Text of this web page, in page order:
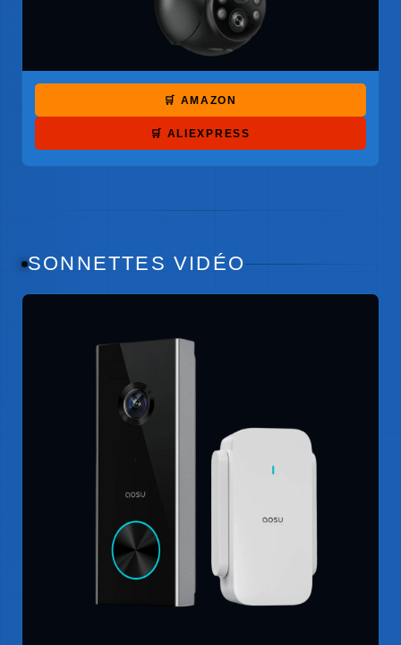
🛒 AMAZON
🛒 ALIEXPRESS
SONNETTES VIDÉO